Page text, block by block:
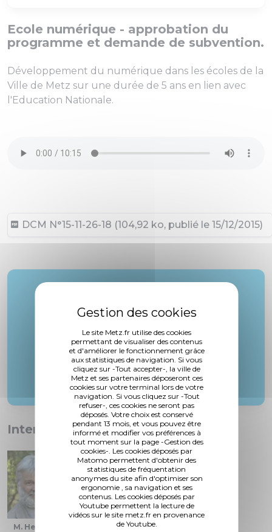
Le site Metz.fr utilise des cookies
permettant de visualiser des contenus
et d'améliorer le fonctionnement grâce
aux statistiques de navigation. Si vous
cliquez sur -Tout accepter-, la ville de
Metz et ses partenaires déposeront ces
cookies sur votre terminal lors de votre
navigation. Si vous cliquez sur -Tout
refuser-, ces cookies ne seront pas
déposés. Votre choix est conservé
pendant 13 mois, et vous pouvez être
informé et modifier vos préférences à
tout moment sur la page -Gestion des
cookies-. Les cookies déposés par
Matomo permettent d'obtenir des
statistiques de fréquentation
anonymes du site afin d'optimiser son
ergonomie , sa navigation et ses
contenus. Les cookies déposés par
Youtube permettent la lecture de
vidéos sur le site metz.fr en provenance
de Youtube.
Ecole numérique - approbation du
programme et demande de subvention.
Développement du numérique dans les écoles de la
Ville de Metz sur une durée de 5 ans en lien avec
l'Education Nationale.
DCM N°15-11-26-18 (104,92 ko, publié le 15/12/2015)
Interventions :
M. Heulluy Mme. Migaud Mme. Singer